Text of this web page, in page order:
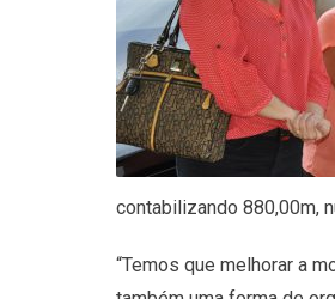
contabilizando 880,00m,
“Temos que melhorar a